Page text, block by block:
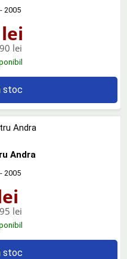
- 2005
lei
lei
stoc
Andra
- 2005
lei
stoc